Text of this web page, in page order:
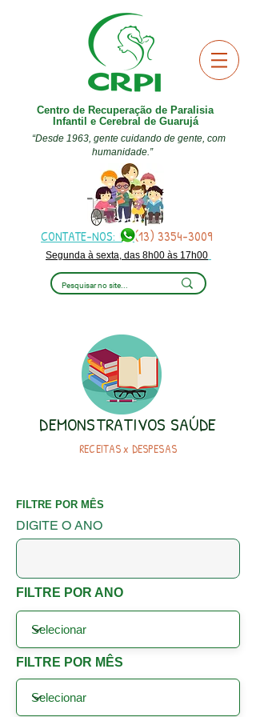
Centro de Recuperação de Paralisia
Infantil e Cerebral de Guarujá
“Desde 1963, gente cuidando de gente, com
humanidade.”
CONTATE-NOS:(13) 3354-3009
Segunda à sexta, das 8h00 às 17h00
DEMONSTRATIVOS SAÚDE
RECEITAS x DESPESAS
FILTRE POR MÊS
DIGITE O ANO
FILTRE POR ANO
FILTRE POR MÊS